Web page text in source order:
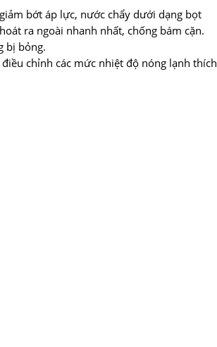
bớt áp lực, nước chẩy dưới dạng bọt
ra ngoài nhanh nhất, chống bám cặn.
bị bỏng.
chỉnh các mức nhiệt độ nóng lạnh thích